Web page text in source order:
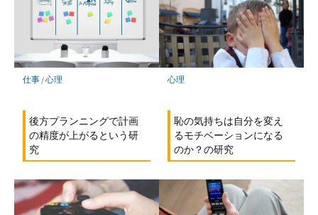
仕事/心理
後方プランニングで計画
の精度が上がるという研
究
心理
恥の気持ちは自分を変え
るモチベーションになる
のか？の研究